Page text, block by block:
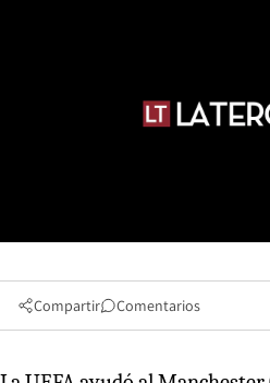
Compartir Comentarios